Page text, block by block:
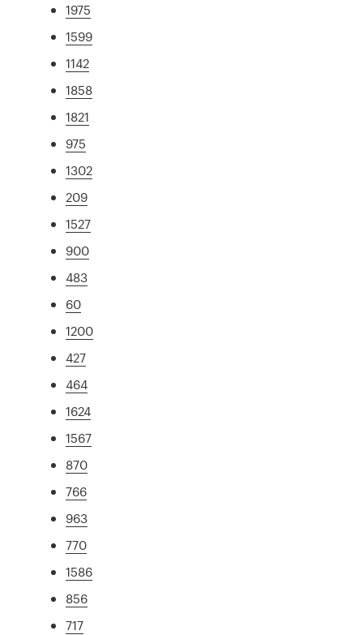
1975
1599
1142
1858
1821
975
1302
209
1527
900
483
60
1200
427
464
1624
1567
870
766
963
770
1586
856
717